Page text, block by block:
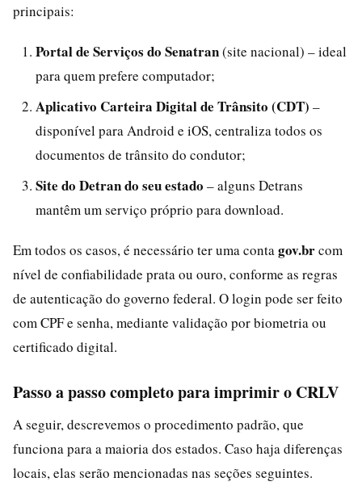
principais:
Portal de Serviços do Senatran(site nacional) – ideal
para quem prefere computador;
Aplicativo Carteira Digital de Trânsito (CDT) –
disponível para Android e iOS, centraliza todos os
documentos de trânsito do condutor;
Site do Detran do seu estado – alguns Detrans
mantêm um serviço próprio para download.
Em todos os casos, é necessário ter uma conta gov.brcom
nível de confiabilidade prata ou ouro, conforme as regras
de autenticação do governo federal. O login pode ser feito
com CPF e senha, mediante validação por biometria ou
certificado digital.
Passo a passo completo para imprimir o CRLV
A seguir, descrevemos o procedimento padrão, que
funciona para a maioria dos estados. Caso haja diferenças
locais, elas serão mencionadas nas seções seguintes.